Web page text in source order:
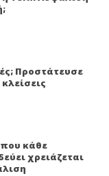
Προστάτευσε
που κάθε
χρειάζεται